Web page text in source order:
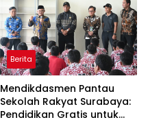
Berita
Mendikdasmen Pantau
Sekolah Rakyat Surabaya:
Pendidikan Gratis untuk